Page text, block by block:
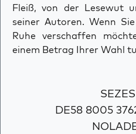
Fleiß, von der Lesewut
seiner Autoren. Wenn
Ruhe verschaffen
einem Betrag Ihrer Wahl
DE58 8005